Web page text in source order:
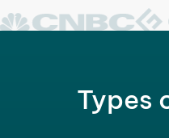
Types